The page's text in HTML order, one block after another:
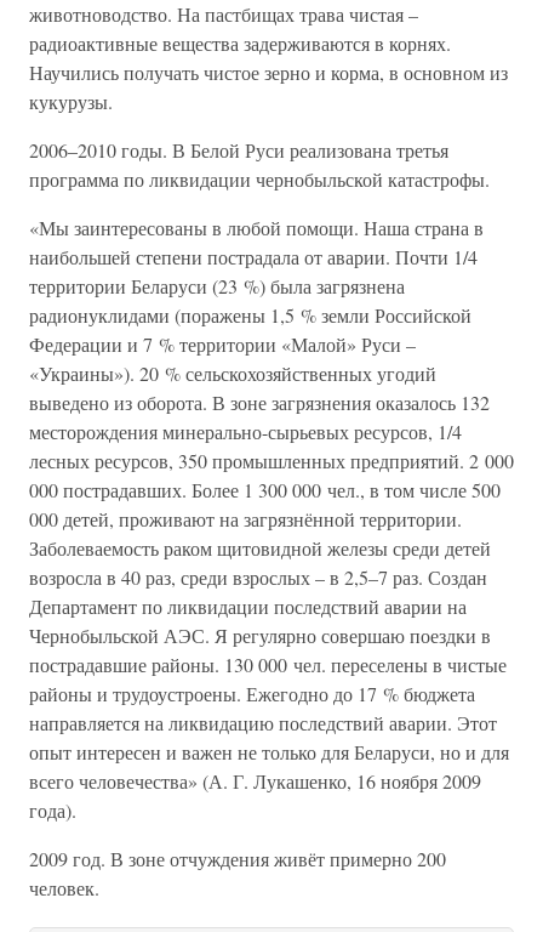
животноводство. На пастбищах трава чистая –
радиоактивные вещества задерживаются в корнях.
Научились получать чистое зерно и корма, в основном из
кукурузы.
2006–2010 годы. В Белой Руси реализована третья
программа по ликвидации чернобыльской катастрофы.
«Мы заинтересованы в любой помощи. Наша страна в
наибольшей степени пострадала от аварии. Почти 1/4
территории Беларуси (23 %) была загрязнена
радионуклидами (поражены 1,5 % земли Российской
Федерации и 7 % территории «Малой» Руси –
«Украины»). 20 % сельскохозяйственных угодий
выведено из оборота. В зоне загрязнения оказалось 132
месторождения минерально-сырьевых ресурсов, 1/4
лесных ресурсов, 350 промышленных предприятий. 2 000
000 пострадавших. Более 1 300 000 чел., в том числе 500
000 детей, проживают на загрязнённой территории.
Заболеваемость раком щитовидной железы среди детей
возросла в 40 раз, среди взрослых – в 2,5–7 раз. Создан
Департамент по ликвидации последствий аварии на
Чернобыльской АЭС. Я регулярно совершаю поездки в
пострадавшие районы. 130 000 чел. переселены в чистые
районы и трудоустроены. Ежегодно до 17 % бюджета
направляется на ликвидацию последствий аварии. Этот
опыт интересен и важен не только для Беларуси, но и для
всего человечества» (А. Г. Лукашенко, 16 ноября 2009
года).
2009 год. В зоне отчуждения живёт примерно 200
человек.